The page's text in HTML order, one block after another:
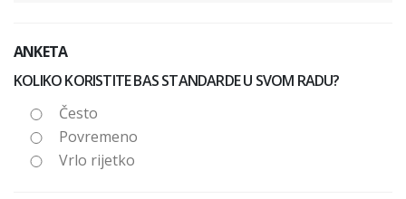
ANKETA
KOLIKO KORISTITE BAS STANDARDE U SVOM RADU?
Često
Povremeno
Vrlo rijetko